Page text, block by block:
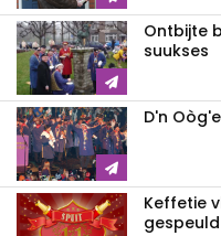
Ontbijte
suukses
D'n
Keffetie